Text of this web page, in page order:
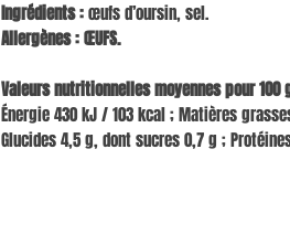
Ingrédients :œufs d’oursin, sel.
Allergènes : ŒUFS.
Valeurs nutritionnelles moyennes pour 100
Énergie 430 kJ / 103 kcal ; Matières
Glucides 4,5 g, dont sucres 0,7 g ;